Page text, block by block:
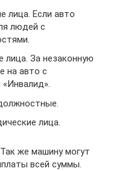
лица. Если авто
людей с
лица. За незаконную
на авто с
лица.
же машину могут
всей суммы.